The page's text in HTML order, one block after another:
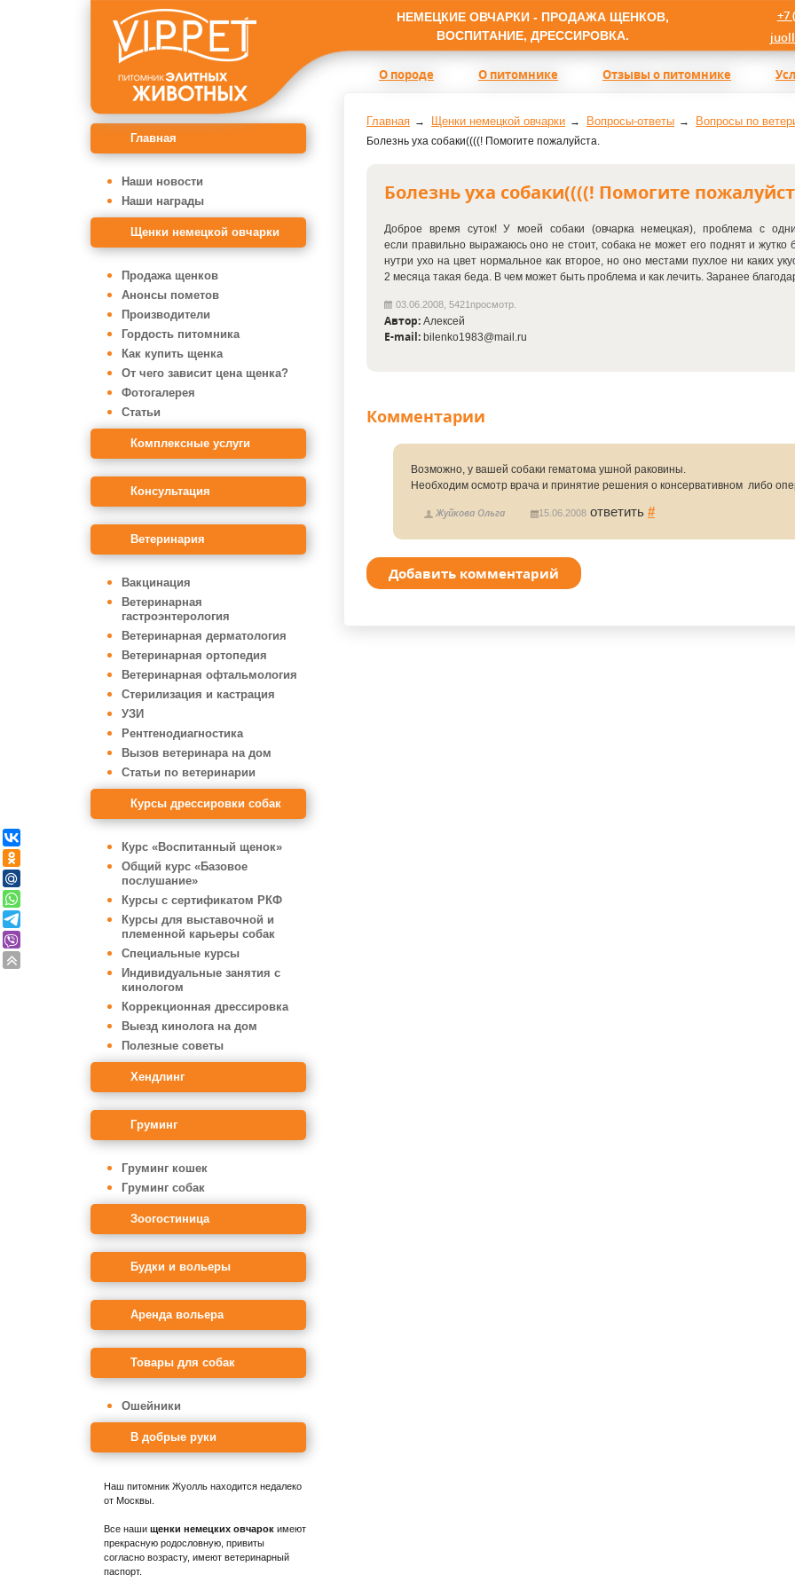
НЕМЕЦКИЕ ОВЧАРКИ - ПРОДАЖА ЩЕНКОВ,
ВОСПИТАНИЕ, ДРЕССИРОВКА.
+7
О породе О питомнике Отзывы о питомнике
Главная
Наши новости
Наши награды
Щенки немецкой овчарки
Продажа щенков
Анонсы пометов
Производители
Гордость питомника
Как купить щенка
От чего зависит цена щенка?
Фотогалерея
Статьи
Комплексные услуги
Консультация
Ветеринария
Вакцинация
Ветеринарная
гастроэнтерология
Ветеринарная дерматология
Ветеринарная ортопедия
Ветеринарная офтальмология
Стерилизация и кастрация
УЗИ
Рентгенодиагностика
Вызов ветеринара на дом
Статьи по ветеринарии
Курсы дрессировки собак
Курс «Воспитанный щенок»
Общий курс «Базовое
послушание»
Курсы с сертификатом РКФ
Курсы для выставочной и
племенной карьеры собак
Специальные курсы
Индивидуальные занятия с
кинологом
Коррекционная дрессировка
Выезд кинолога на дом
Полезные советы
Хендлинг
Груминг
Груминг кошек
Груминг собак
Зоогостиница
Будки и вольеры
Аренда вольера
Товары для собак
Ошейники
В добрые руки
Наш питомник Жуолль находится недалеко
от Москвы.
Все наши щенки немецких овчарок имеют
прекрасную родословную, привиты
согласно возрасту, имеют ветеринарный
паспорт.
Главная Щенки немецкой овчарки Вопросы-ответы Вопросы по
Болезнь уха собаки((((! Помогите пожалуйста.
Болезнь уха собаки((((! Помогите
Доброе время суток! У моей собаки (овчарка немецкая), проблема с
если правильно выражаюсь оно не стоит, собака не может его поднят и
нутри ухо на цвет нормальное как второе, но оно местами пухлое ни каких
2 месяца такая беда. В чем может быть проблема и как лечить. Заранее
03.06.2008, 5421просмотр.
Автор: Алексей
E-mail: bilenko1983@mail.ru
Комментарии
Возможно, у вашей собаки гематома ушной раковины.
Необходим осмотр врача и принятие решения о консервативном либо
Жуйкова Ольга 15.06.2008 ответить #
Добавить комментарий